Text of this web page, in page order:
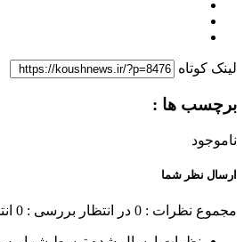
لینک کوتاه
برچسب ها :
ناموجود
ارسال نظر شما
مجموع نظرات : 0 در انتظار بررسی : 0